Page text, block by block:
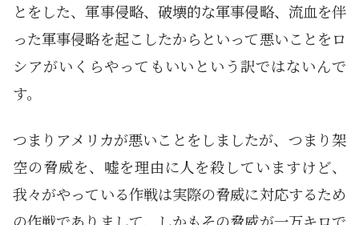
とをした、軍事侵略、破壊的な軍事侵略、流血を伴
った軍事侵略を起こしたからといって悪いことをロ
シアがいくらやってもいいという訳ではないんで
す。
つまりアメリカが悪いことをしましたが、つまり架
空の脅威を、嘘を理由に人を殺していますけど、
我々がやっている作戦は実際の脅威に対応するため